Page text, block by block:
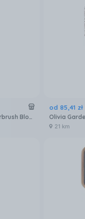
Olivia Garden Fingerbrush Bloom Szczotka Z Włosiem Dzika Średnia Lawenda
od 85,41 zł
21 km